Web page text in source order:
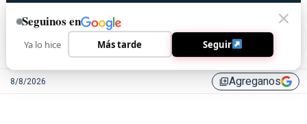
8/8/2026 library_addAgreganos
Seguinos en
Ya lo hice Más tarde Seguir